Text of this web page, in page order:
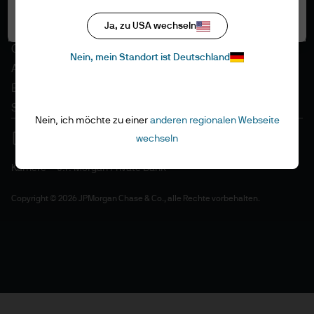
Regulative Vorschriften
Cookie-Richtlinien
Accessibility
EMEA Remuneration Policy
Sitemap
Karriere J.P. Morgan Private Bank
Copyright © 2026 JPMorgan Chase & Co., alle Rechte vorbehalten.
Ja, zu USA wechseln
Nein, mein Standort ist Deutschland
Nein, ich möchte zu einer anderen regionalen Webseite
wechseln
Alle akzeptieren